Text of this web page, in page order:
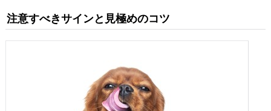
注意すべきサインと見極めのコツ